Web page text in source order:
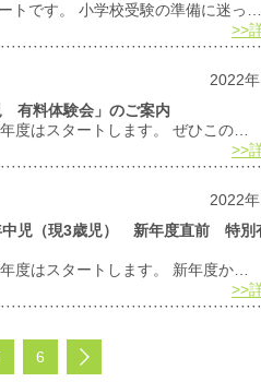
トです。 小学校受験の準備に迷っ…
>>
2022
有料体験会」のご案内
度はスタートします。 ぜひこの…
>>
2022
中児（現3歳児） 新年度直前 特別
度はスタートします。 新年度か…
>>
6